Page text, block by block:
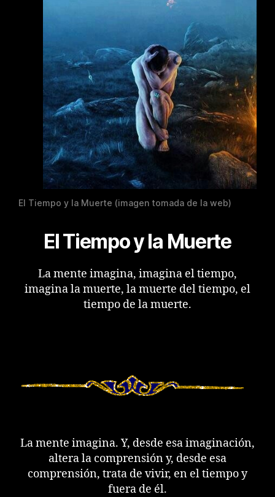
El Tiempo y la Muerte (imagen tomada de la web)
El Tiempo y la Muerte
La mente imagina, imagina el tiempo,
imagina la muerte, la muerte del tiempo, el
tiempo de la muerte.
La mente imagina. Y, desde esa imaginación,
altera la comprensión y, desde esa
comprensión, trata de vivir, en el tiempo y
fuera de él.